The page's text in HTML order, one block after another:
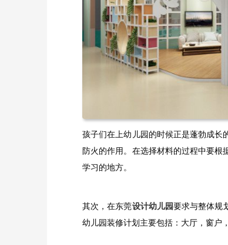
孩子们在上幼儿园的时候正是蓬勃成长
防火的作用。在选择材料的过程中要根
学习的地方。
其次，在东莞设计幼儿园要求与整体规
幼儿园装修计划主要包括：大厅，窗户